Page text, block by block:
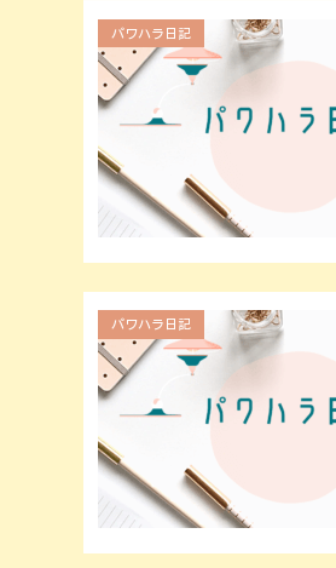
パワハラ日記
パワハラ日記